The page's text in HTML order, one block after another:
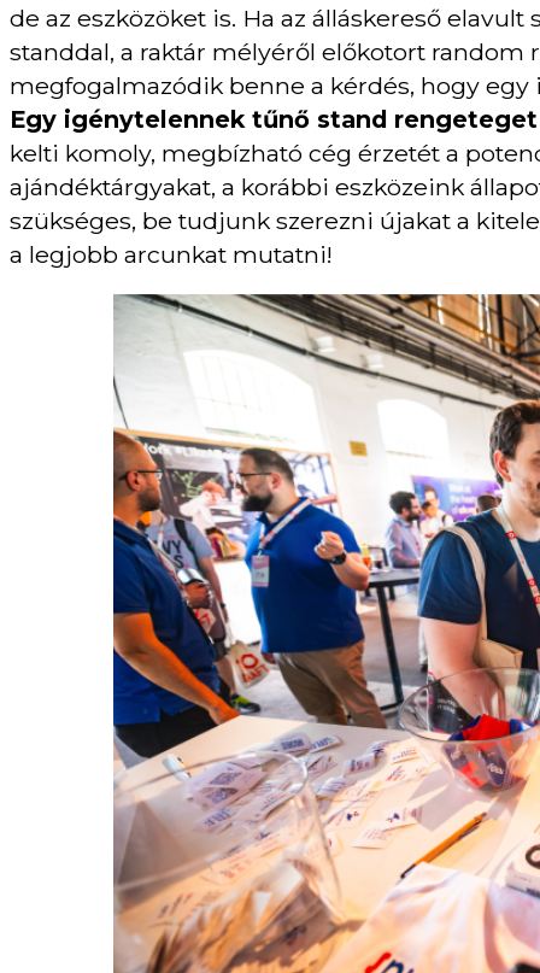
de az eszközöket is. Ha az álláskereső
standdal, a raktár mélyéről előkotort random
megfogalmazódik benne a kérdés, hogy
Egy igénytelennek tűnő stand
kelti komoly, megbízható cég érzetét a
ajándéktárgyakat, a korábbi eszközeink
szükséges, be tudjunk szerezni újakat a
a legjobb arcunkat mutatni!